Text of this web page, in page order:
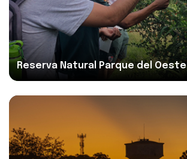
Reserva Natural Parque del Oeste